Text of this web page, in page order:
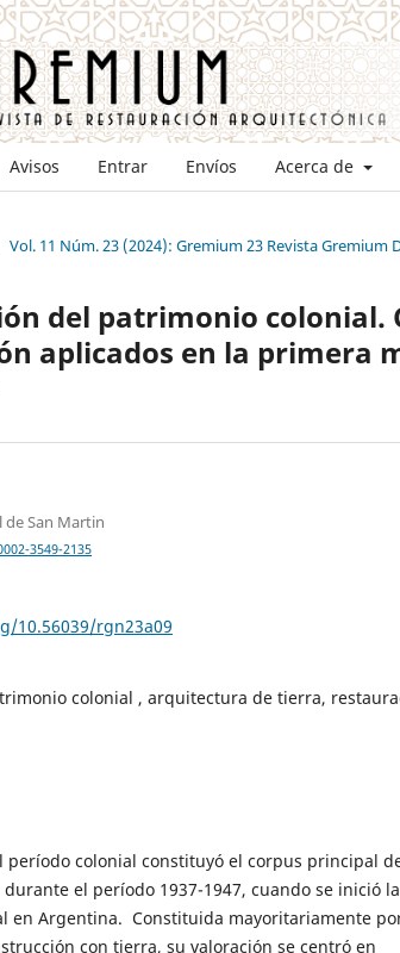
Avisos Entrar Envíos Acerca de
Vol. 11 Núm. 23 (2024): Gremium 23 Revista Gremium
del patrimonio colonial.
aplicados en la primera
San Martin
3549-2135
10.56039/rgn23a09
colonial , arquitectura de tierra,
período colonial constituyó el corpus principal
el período 1937-1947, cuando se inició la
en Argentina. Constituida mayoritariamente
con tierra, su valoración se centró en